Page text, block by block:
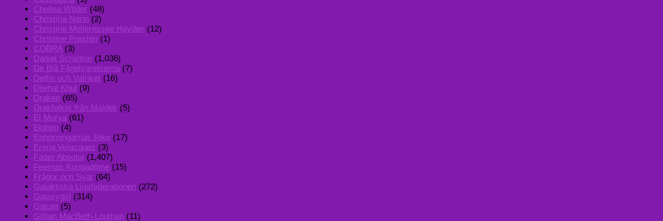
Chellea Wilder (48)
Christina Norin (2)
Christine Melieressee Hayden (12)
Christine Preston (1)
COBRA(3)
Daniel Scranton (1,036)
De Blå Fågelvarelserna (7)
Delfin och Valriket (16)
Djwhal Khul (9)
Draken (65)
Drakfolket från Maldek (5)
El Morya (61)
Elohim (4)
Enhörningarnas Rike (17)
Erena Velazquez (3)
Fader Absolut (1,407)
Feernas Kungadöme (15)
Frågor och Svar (64)
Galaktiska Ljusfederationen (272)
Galaxygirl (314)
Gatum (5)
Gillian MacBeth-Louthan (11)